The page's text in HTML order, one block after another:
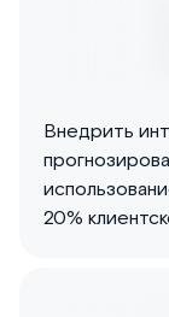
Внедрить
20%